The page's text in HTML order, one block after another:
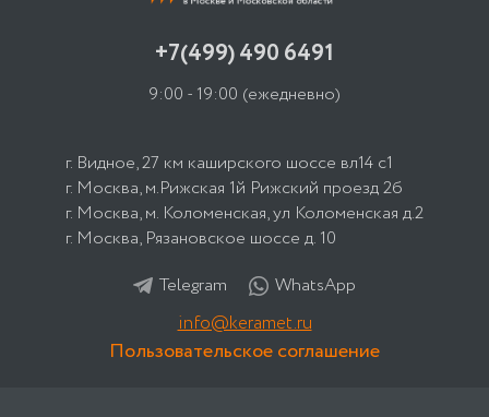
+7(499) 490 6491
9:00 - 19:00 (ежедневно)
г. Видное, 27 км каширского шоссе вл14 с1
г. Москва, м.Рижская 1й Рижский проезд 2б
г. Москва, м. Коломенская, ул Коломенская д.2
г. Москва, Рязановское шоссе д. 10
Telegram
WhatsApp
info@keramet.ru
Пользовательское соглашение